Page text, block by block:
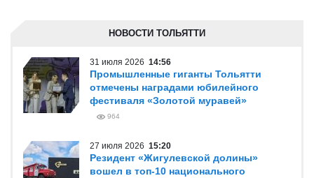
НОВОСТИ ТОЛЬЯТТИ
31 июля 2026 14:56
Промышленные гиганты Тольятти
отмечены наградами юбилейного
фестиваля «Золотой муравей»
964
27 июля 2026 15:20
Резидент «Жигулевской долины»
вошел в топ-10 национального